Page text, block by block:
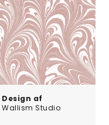
Design af
Wallism Studio